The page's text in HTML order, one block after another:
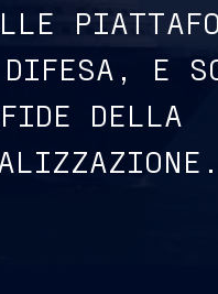
E
DELLA